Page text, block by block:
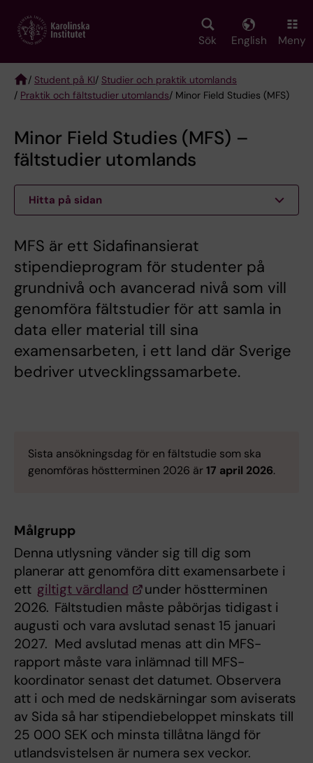
main
Sök English Meny
Breadcrumb
/ Student på KI/ Studier och praktik utomlands
/ Praktik och fältstudier utomlands/ Minor Field Studies (MFS)
Minor Field Studies (MFS) –
fältstudier utomlands
Hitta på sidan
MFS är ett Sidafinansierat
stipendieprogram för studenter på
grundnivå och avancerad nivå som vill
genomföra fältstudier för att samla in
data eller material till sina
examensarbeten, i ett land där Sverige
bedriver utvecklingssamarbete.
Sista ansökningsdag för en fältstudie som ska
genomföras höstterminen 2026 är17 april 2026.
Målgrupp
Denna utlysning vänder sig till dig som
planerar att genomföra ditt examensarbete i
ett giltigt värdland
under höstterminen
2026. Fältstudien måste påbörjas tidigast i
augusti och vara avslutad senast 15 januari
2027. Med avslutad menas att din MFS-
rapport måste vara inlämnad till MFS-
koordinator senast det datumet. Observera
att i och med de nedskärningar som aviserats
av Sida så har stipendiebeloppet minskats till
25 000 SEK och minsta tillåtna längd för
utlandsvistelsen är numera sex veckor.